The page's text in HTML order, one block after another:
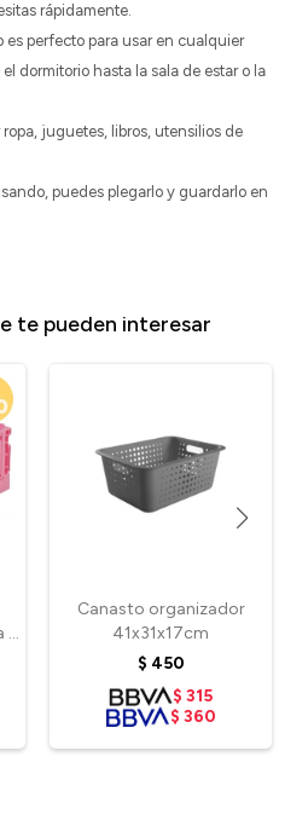
rápidamente.
es perfecto para usar en cualquier
dormitorio hasta la sala de estar o la
juguetes, libros, utensilios de
puedes plegarlo y guardarlo en
te pueden interesar
-
Canasto organizador
41x31x17cm
$ 450
$ 315
$ 360